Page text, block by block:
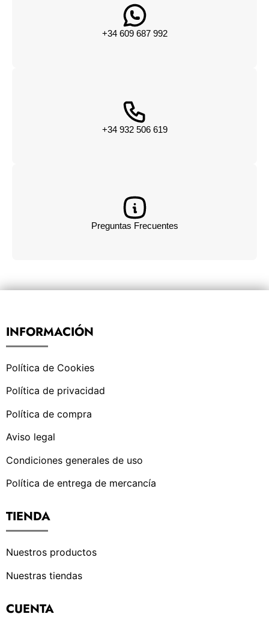
+34 609 687 992
+34 932 506 619
Preguntas Frecuentes
INFORMACIÓN
Política de Cookies
Política de privacidad
Política de compra
Aviso legal
Condiciones generales de uso
Política de entrega de mercancía
TIENDA
Nuestros productos
Nuestras tiendas
CUENTA